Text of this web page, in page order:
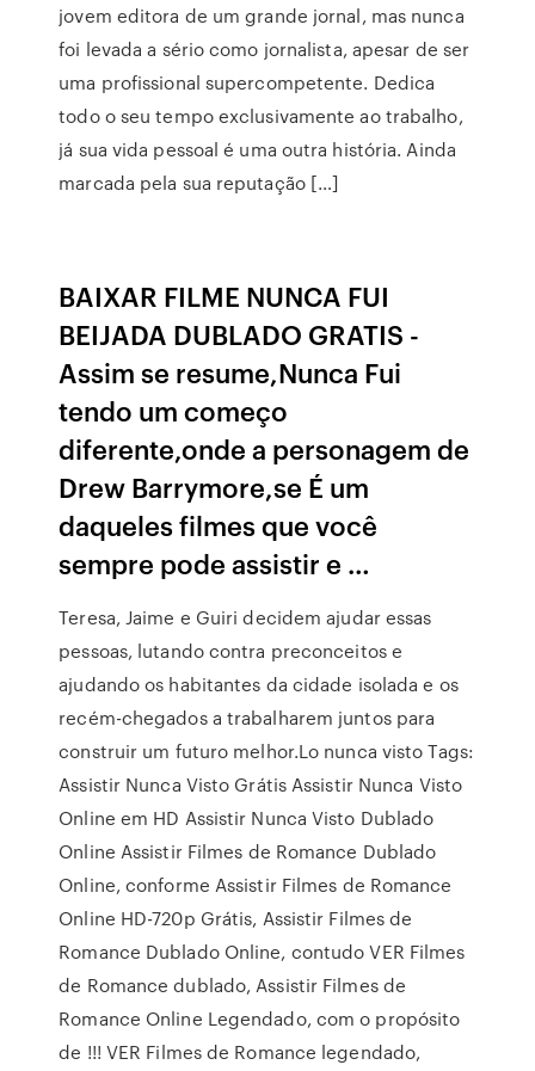
jovem editora de um grande jornal, mas nunca
foi levada a sério como jornalista, apesar de ser
uma profissional supercompetente. Dedica
todo o seu tempo exclusivamente ao trabalho,
já sua vida pessoal é uma outra história. Ainda
marcada pela sua reputação […]
BAIXAR FILME NUNCA FUI
BEIJADA DUBLADO GRATIS -
Assim se resume,Nunca Fui
tendo um começo
diferente,onde a personagem de
Drew Barrymore,se É um
daqueles filmes que você
sempre pode assistir e …
Teresa, Jaime e Guiri decidem ajudar essas
pessoas, lutando contra preconceitos e
ajudando os habitantes da cidade isolada e os
recém-chegados a trabalharem juntos para
construir um futuro melhor.Lo nunca visto Tags:
Assistir Nunca Visto Grátis Assistir Nunca Visto
Online em HD Assistir Nunca Visto Dublado
Online Assistir Filmes de Romance Dublado
Online, conforme Assistir Filmes de Romance
Online HD-720p Grátis, Assistir Filmes de
Romance Dublado Online, contudo VER Filmes
de Romance dublado, Assistir Filmes de
Romance Online Legendado, com o propósito
de !!! VER Filmes de Romance legendado,